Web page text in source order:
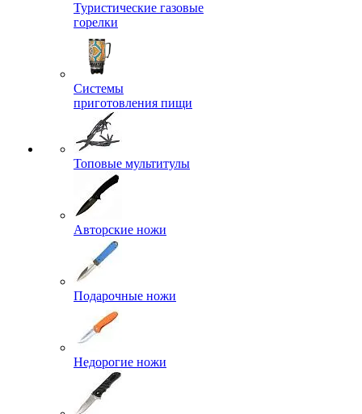
Туристические газовые
горелки
Системы
приготовления пищи
Топовые мультитулы
Авторские ножи
Подарочные ножи
Недорогие ножи